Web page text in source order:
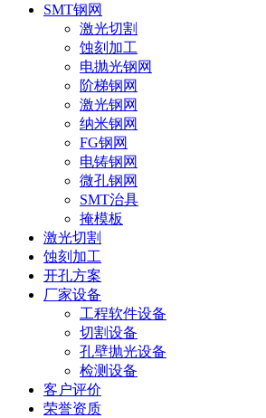
SMT钢网
激光切割
蚀刻加工
电抛光钢网
阶梯钢网
激光钢网
纳米钢网
FG钢网
电铸钢网
微孔钢网
SMT治具
掩模板
激光切割
蚀刻加工
开孔方案
厂家设备
工程软件设备
切割设备
孔壁抛光设备
检测设备
客户评价
荣誉资质